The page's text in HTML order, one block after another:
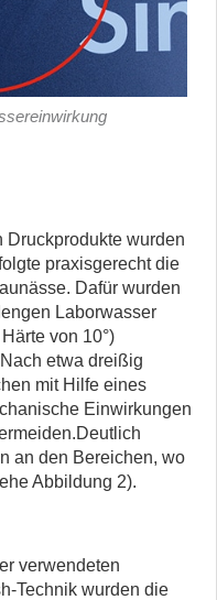
Druckprodukte wurden
praxisgerecht die
Dafür wurden
Laborwasser
von 10°)
etwa dreißig
mit Hilfe eines
Einwirkungen
an den Bereichen, wo
Abbildung 2).
verwendeten
Technik wurden die